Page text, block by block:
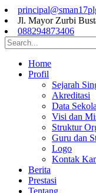
Jl. Mayor Zurbi
088294873406
Home
Profil
Sejarah
Akreditasi
Data
Visi dan
Struktur
Guru dan
Logo
Kontak
Berita
Prestasi
Tentang